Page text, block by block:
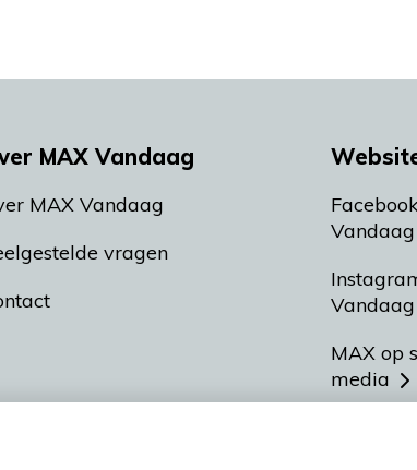
MAX Vandaag
MAX Vandaag
vragen
Vandaag
Vandaag
MAX op
media